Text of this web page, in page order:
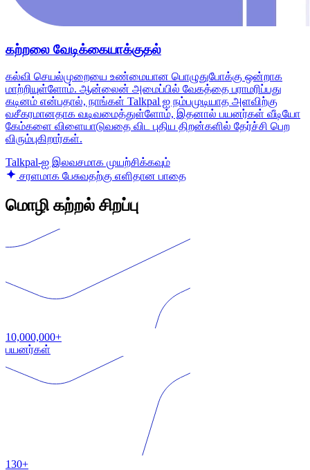
கற்றலை வேடிக்கையாக்குதல்
கல்வி செயல்முறையை உண்மையான பொழுதுபோக்கு ஒன்றாக
மாற்றியுள்ளோம். ஆன்லைன் அமைப்பில் வேகத்தை பராமரிப்பது
கடினம் என்பதால், நாங்கள் Talkpal ஐ நம்பமுடியாத அளவிற்கு
வசீகரமானதாக வடிவமைத்துள்ளோம், இதனால் பயனர்கள் வீடியோ
கேம்களை விளையாடுவதை விட புதிய திறன்களில் தேர்ச்சி பெற
விரும்புகிறார்கள்.
Talkpal-ஐ இலவசமாக முயற்சிக்கவும்
சரளமாக பேசுவதற்கு எளிதான பாதை
மொழி கற்றல் சிறப்பு
10,000,000+
பயனர்கள்
130+